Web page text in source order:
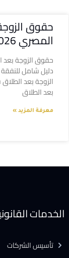
حقوق
المصري 2026
دليل شامل
الزوجة بعد
بعد الطلاق
معرفة المزيد »
الخدمات
تأسيس الشركات